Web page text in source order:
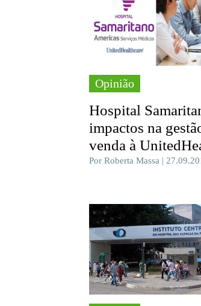
Opinião
Hospital
impactos na
venda à
Por Roberta Massa |